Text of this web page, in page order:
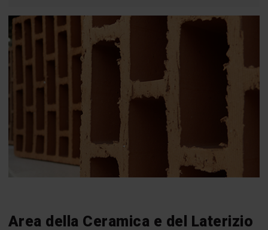
Area della Ceramica e del Laterizio